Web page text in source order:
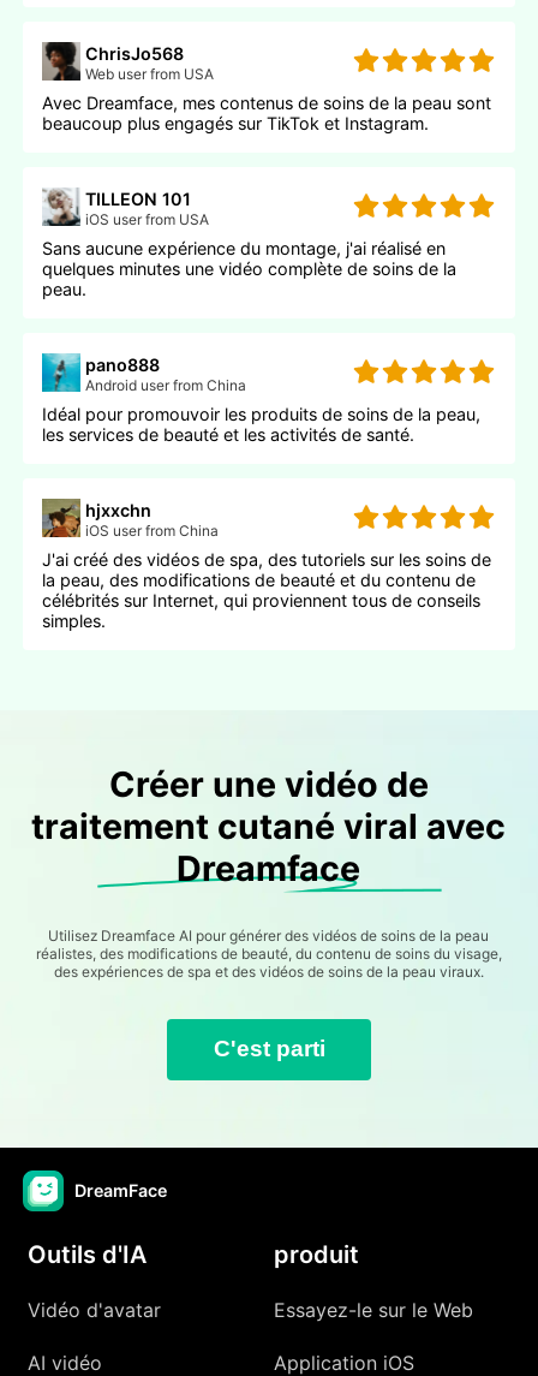
ChrisJo568
Web user from USA
Avec Dreamface, mes contenus de soins de la peau sont
beaucoup plus engagés sur TikTok et Instagram.
TILLEON 101
iOS user from USA
Sans aucune expérience du montage, j'ai réalisé en
quelques minutes une vidéo complète de soins de la
peau.
pano888
Android user from China
Idéal pour promouvoir les produits de soins de la peau,
les services de beauté et les activités de santé.
hjxxchn
iOS user from China
J'ai créé des vidéos de spa, des tutoriels sur les soins de
la peau, des modifications de beauté et du contenu de
célébrités sur Internet, qui proviennent tous de conseils
simples.
Créer une vidéo de
traitement cutané viral avec
Dreamface
Utilisez Dreamface AI pour générer des vidéos de soins de la peau
réalistes, des modifications de beauté, du contenu de soins du visage,
des expériences de spa et des vidéos de soins de la peau viraux.
C'est parti
DreamFace
Outils d'IA
Vidéo d'avatar
AI vidéo
produit
Essayez-le sur le Web
Application iOS